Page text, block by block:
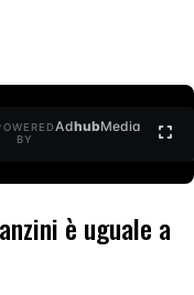
BY
AdhubMedia
è uguale a